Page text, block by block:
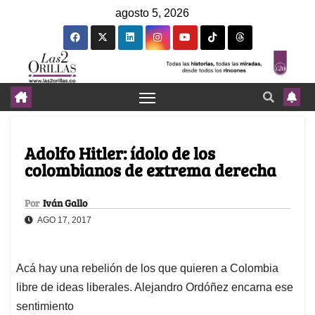
agosto 5, 2026
Adolfo Hitler: ídolo de los
colombianos de extrema derecha
Por Iván Gallo
AGO 17, 2017
Acá hay una rebelión de los que quieren a Colombia
libre de ideas liberales. Alejandro Ordóñez encarna ese
sentimiento